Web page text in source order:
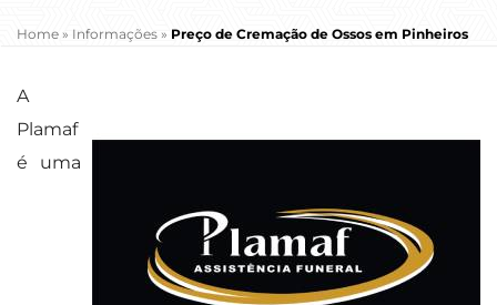
Home » Informações » Preço de Cremação de Ossos em Pinheiros
A
Plamaf
é uma